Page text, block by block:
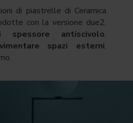
di piastrelle di Ceramica
con la versione due2,
antiscivolo,
spazi esterni,